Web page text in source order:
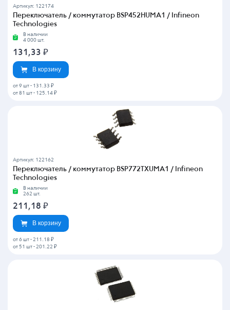
Артикул: 122174
Переключатель / коммутатор BSP452HUMA1 / Infineon
Technologies
В наличии
4 000 шт.
131,33 ₽
В корзину
от 9 шт - 131.33 ₽
от 81 шт - 125.14 ₽
Артикул: 122162
Переключатель / коммутатор BSP772TXUMA1 / Infineon
Technologies
В наличии
262 шт.
211,18 ₽
В корзину
от 6 шт - 211.18 ₽
от 51 шт - 201.22 ₽